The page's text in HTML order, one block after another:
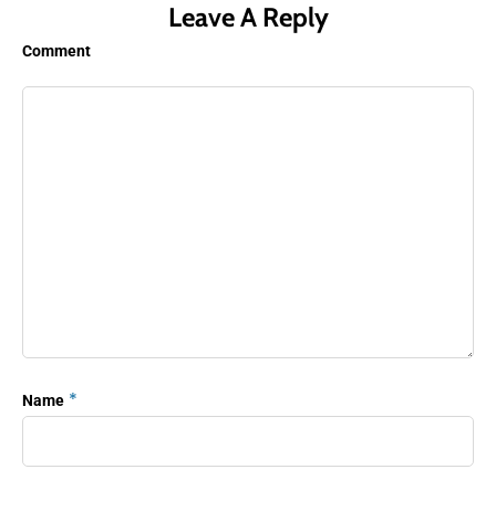
Leave A Reply
Comment
Name *